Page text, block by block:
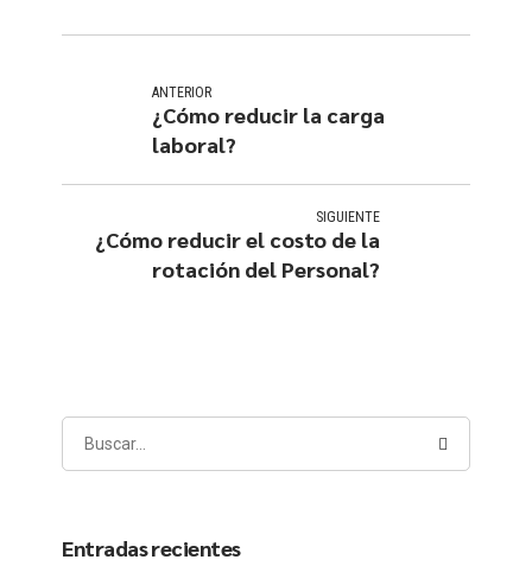
ANTERIOR
¿Cómo reducir la carga
laboral?
SIGUIENTE
¿Cómo reducir el costo de la
rotación del Personal?
Entradas recientes